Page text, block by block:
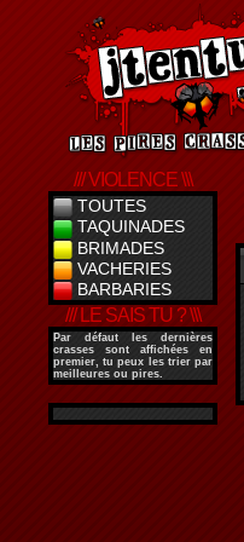
/// VIOLENCE \\\
TOUTES
TAQUINADES
BRIMADES
VACHERIES
BARBARIES
/// LE SAIS TU ? \\\
Par défaut les dernières
crasses sont affichées en
premier, tu peux les trier par
meilleures ou pires.